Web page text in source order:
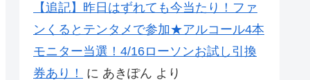
【追記】昨日はずれても今当たり！ファ
ンくるとテンタメで参加★アルコール4本
モニター当選！4/16ローソンお試し引換
券あり！
に あきぽん より